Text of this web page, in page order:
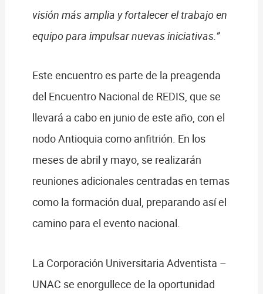
visión más amplia y fortalecer el trabajo en
equipo para impulsar nuevas iniciativas.”
Este encuentro es parte de la preagenda
del Encuentro Nacional de REDIS, que se
llevará a cabo en junio de este año, con el
nodo Antioquia como anfitrión. En los
meses de abril y mayo, se realizarán
reuniones adicionales centradas en temas
como la formación dual, preparando así el
camino para el evento nacional.
La Corporación Universitaria Adventista –
UNAC se enorgullece de la oportunidad